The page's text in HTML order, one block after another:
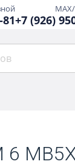
+7 (926)
6